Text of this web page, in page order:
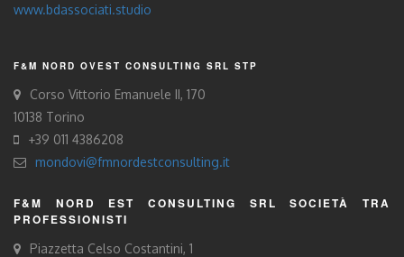
www.bdassociati.studio
F&M NORD OVEST CONSULTING SRL STP
Corso Vittorio Emanuele II, 170
10138 Torino
+39 011 4386208
mondovi@fmnordestconsulting.it
F&M NORD EST CONSULTING SRL SOCIETÀ TRA
PROFESSIONISTI
Piazzetta Celso Costantini, 1